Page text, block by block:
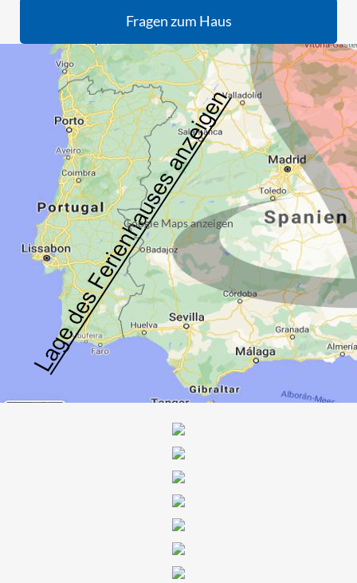
Fragen zum Haus
Google Maps anzeigen